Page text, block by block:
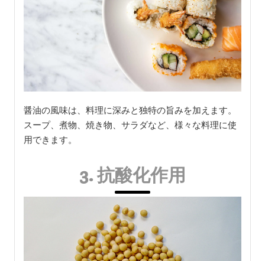
醤油の風味は、料理に深みと独特の旨みを加えます。
スープ、煮物、焼き物、サラダなど、様々な料理に使
用できます。
3. 抗酸化作用